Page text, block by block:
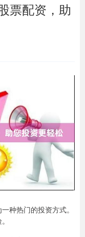
票配资，助
种热门的投资方式。